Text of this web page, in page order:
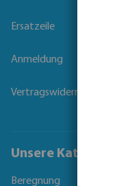
Ersatzeile
Anmeldung
Vertragswiderruf
Unsere Kataloge
Beregnung